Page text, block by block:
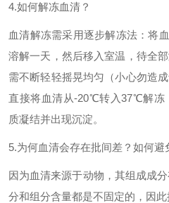
4.如何解冻血清？
血清解冻需采用逐步解冻法：将
溶解一天，然后移入室温，待全
需不断轻轻摇晃均匀（小心勿造
直接将血清从-20℃转入37℃解冻
质凝结并出现沉淀。
5.为何血清会存在批间差？如何避
因为血清来源于动物，其组成成
分和组分含量都是不固定的，因此